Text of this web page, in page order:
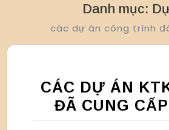
Danh mục:
các dự án công trình
CÁC DỰ ÁN
ĐÃ CUNG